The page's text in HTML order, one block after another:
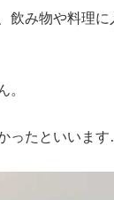
飲み物や料理に
。
ったといいます